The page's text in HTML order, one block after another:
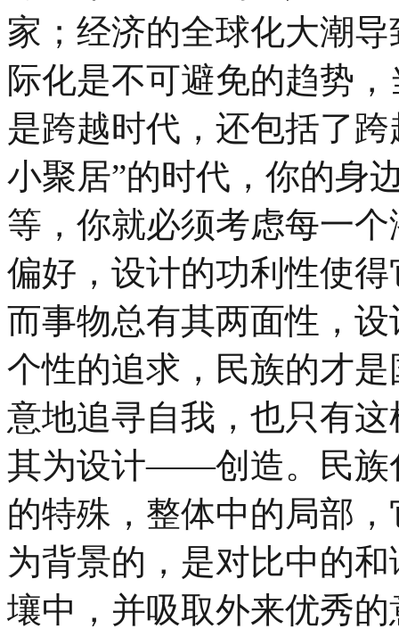
家；经济的全球化大潮
际化是不可避免的趋势
是跨越时代，还包括了
小聚居”的时代，你的身
等，你就必须考虑每一
偏好，设计的功利性使
而事物总有其两面性，
个性的追求，民族的才
意地追寻自我，也只有
其为设计——创造。民
的特殊，整体中的局部
为背景的，是对比中的
壤中，并吸取外来优秀